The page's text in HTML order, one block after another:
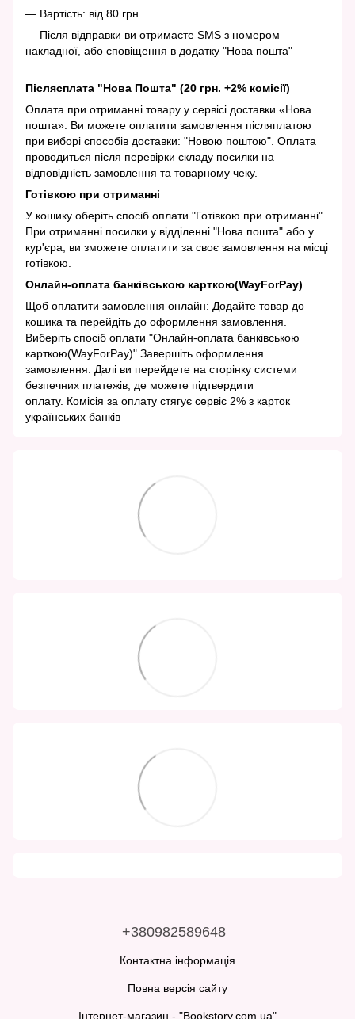
— Вартість: від 80 грн
— Після відправки ви отримаєте SMS з номером
накладної, або сповіщення в додатку "Нова пошта"
Післясплата "Нова Пошта" (20 грн. +2% комісії)
Оплата при отриманні товару у сервісі доставки «Нова
пошта». Ви можете оплатити замовлення післяплатою
при виборі способів доставки: "Новою поштою". Оплата
проводиться після перевірки складу посилки на
відповідність замовлення та товарному чеку.
Готівкою при отриманні
У кошику оберіть спосіб оплати "Готівкою при отриманні".
При отриманні посилки у відділенні "Нова пошта" або у
кур'єра, ви зможете оплатити за своє замовлення на місці
готівкою.
Онлайн-оплата банківською карткою(WayForPay)
Щоб оплатити замовлення онлайн: Додайте товар до
кошика та перейдіть до оформлення замовлення.
Виберіть спосіб оплати "Онлайн-оплата банківською
карткою(WayForPay)" Завершіть оформлення
замовлення. Далі ви перейдете на сторінку системи
безпечних платежів, де можете підтвердити
оплату. Комісія за оплату стягує сервіс 2% з карток
українських банків
+380982589648
Контактна інформація
Повна версія сайту
Інтернет-магазин - "Bookstory.com.ua"